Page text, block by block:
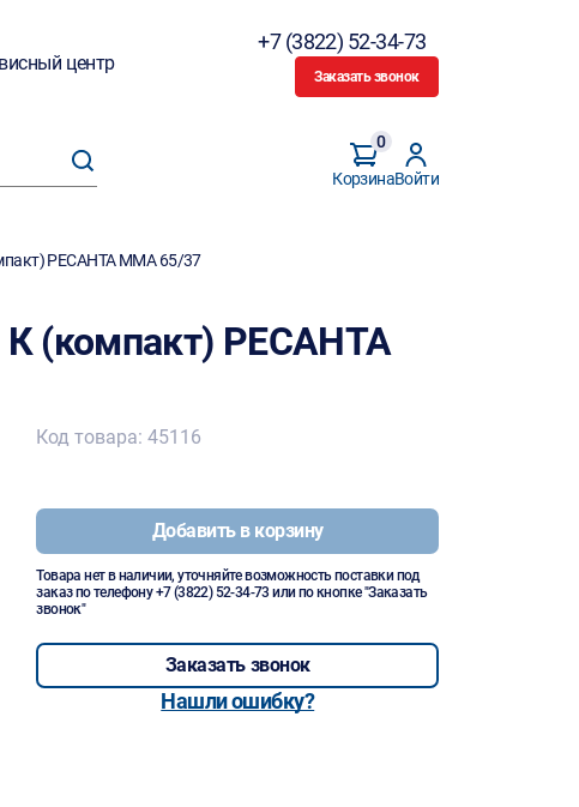
центр
+7 (3822) 52-34-73
Заказать звонок
Корзина
0
Войти
РЕСАНТА MMA 65/37
(компакт) РЕСАНТА
Код товара: 45116
Добавить в корзину
Товара нет в наличии, уточняйте возможность поставки под
заказ по телефону+7 (3822) 52-34-73 или по кнопке "Заказать
звонок"
Заказать звонок
Нашли ошибку?